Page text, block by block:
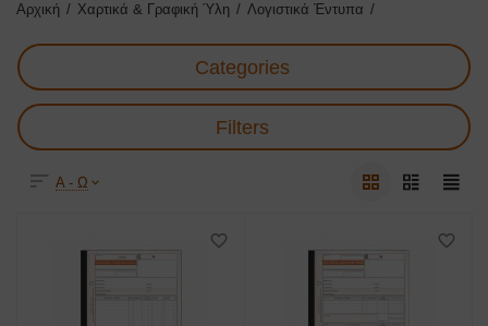
Αρχική / Χαρτικά & Γραφική Ύλη / Λογιστικά Έντυπα /
Categories
Filters
Α - Ω